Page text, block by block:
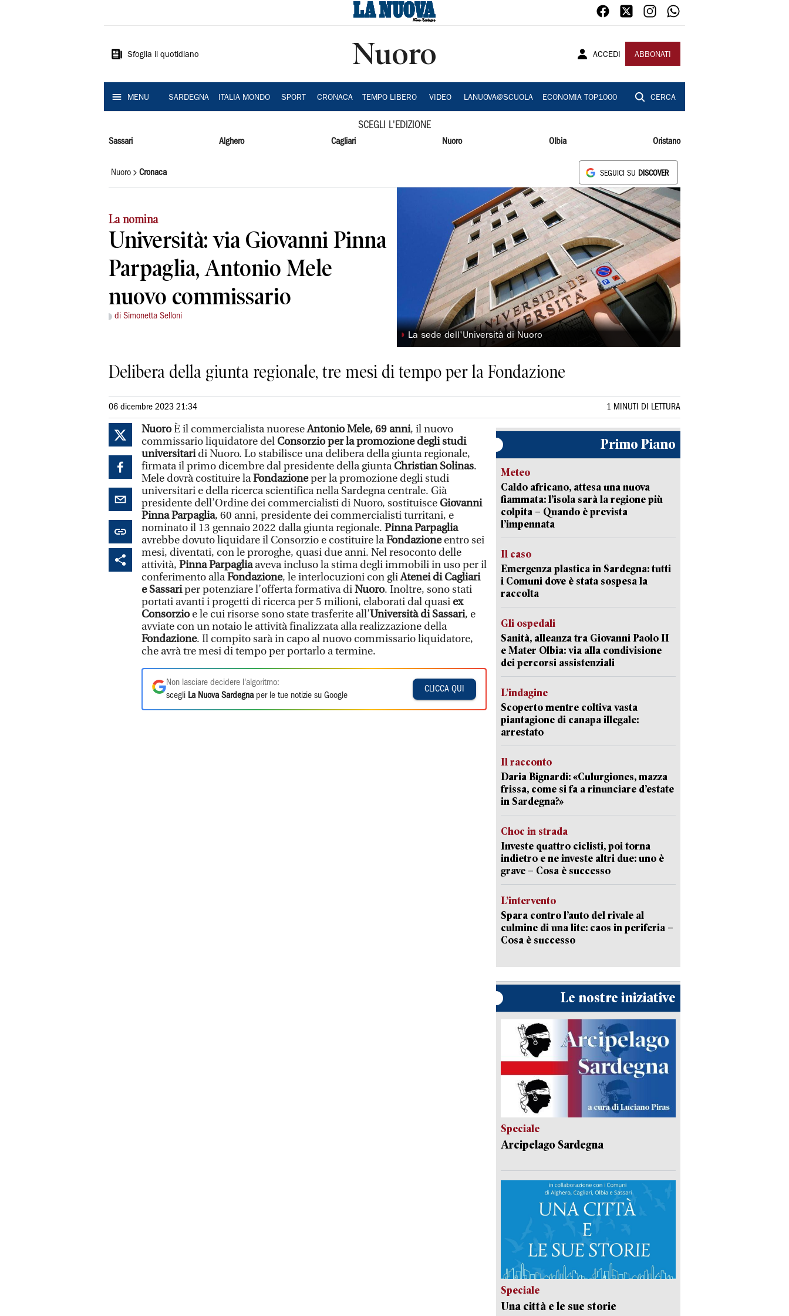
Sardegna
Sfoglia il quotidiano Nuoro ACCEDI ABBONATI
MENU SARDEGNA ITALIA MONDO SPORT CRONACA TEMPO LIBERO VIDEO LANUOVA@SCUOLA ECONOMIA TOP1000 CERCA
SCEGLI L'EDIZIONE
Sassari Alghero Cagliari Nuoro Olbia Oristano
Nuoro Cronaca SEGUICI SU DISCOVER
La nomina
Università: via Giovanni Pinna
Parpaglia, Antonio Mele
nuovo commissario
di Simonetta Selloni
◗ La sede dell'Università di Nuoro
Delibera della giunta regionale, tre mesi di tempo per la Fondazione
06 dicembre 2023 21:34 1 MINUTI DI LETTURA
NuoroÈ il commercialista nuoreseAntonio Mele, 69 anni, il nuovo
commissario liquidatore del Consorzio per la promozione degli studi
universitaridi Nuoro. Lo stabilisce una delibera della giunta regionale,
firmata il primo dicembre dal presidente della giuntaChristian Solinas.
Mele dovrà costituire laFondazioneper la promozione degli studi
universitari e della ricerca scientifica nella Sardegna centrale. Già
presidente dell’Ordine dei commercialisti di Nuoro, sostituisceGiovanni
Pinna Parpaglia, 60 anni, presidente dei commercialisti turritani, e
nominato il 13 gennaio 2022 dalla giunta regionale. Pinna Parpaglia
avrebbe dovuto liquidare il Consorzio e costituire laFondazioneentro sei
mesi, diventati, con le proroghe, quasi due anni. Nel resoconto delle
attività, Pinna Parpagliaaveva incluso la stima degli immobili in uso per il
conferimento allaFondazione, le interlocuzioni con gliAtenei di Cagliari
e Sassariper potenziare l’offerta formativa diNuoro. Inoltre, sono stati
portati avanti i progetti di ricerca per 5 milioni, elaborati dal quasi ex
Consorzioe le cui risorse sono state trasferite all’Università di Sassari, e
avviate con un notaio le attività finalizzata alla realizzazione della
Fondazione. Il compito sarà in capo al nuovo commissario liquidatore,
che avrà tre mesi di tempo per portarlo a termine.
Non lasciare decidere l'algoritmo:
scegli La Nuova Sardegna per le tue notizie su Google
CLICCA QUI
Primo Piano
Meteo
Caldo africano, attesa una nuova
fiammata: l’isola sarà la regione più
colpita – Quando è prevista
l’impennata
Il caso
Emergenza plastica in Sardegna: tutti
i Comuni dove è stata sospesa la
raccolta
Gli ospedali
Sanità, alleanza tra Giovanni Paolo II
e Mater Olbia: via alla condivisione
dei percorsi assistenziali
L’indagine
Scoperto mentre coltiva vasta
piantagione di canapa illegale:
arrestato
Il racconto
Daria Bignardi: «Culurgiones, mazza
frissa, come si fa a rinunciare d’estate
in Sardegna?»
Choc in strada
Investe quattro ciclisti, poi torna
indietro e ne investe altri due: uno è
grave – Cosa è successo
L’intervento
Spara contro l’auto del rivale al
culmine di una lite: caos in periferia –
Cosa è successo
Le nostre iniziative
Speciale
Arcipelago Sardegna
Speciale
Una città e le sue storie